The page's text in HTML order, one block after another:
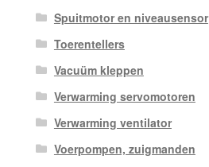
Spuitmotor en niveausensor
Toerentellers
Vacuüm kleppen
Verwarming servomotoren
Verwarming ventilator
Voerpompen, zuigmanden